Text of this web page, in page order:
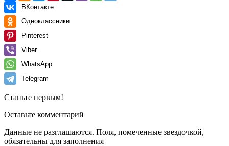
ВКонтакте
Одноклассники
Pinterest
Viber
WhatsApp
Telegram
Станьте первым!
Оставьте комментарий
Данные не разглашаются. Поля, помеченные звездочкой,
обязательны для заполнения